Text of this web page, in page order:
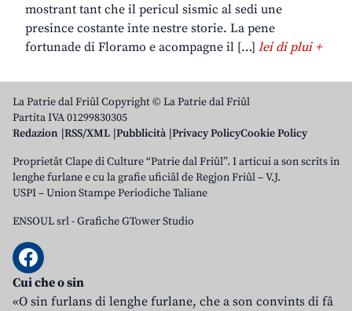
mostrant tant che il pericul sismic al sedi une
presince costante inte nestre storie. La pene
fortunade di Floramo e acompagne il […] lei di plui +
La Patrie dal Friûl Copyright © La Patrie dal Friûl
Partita IVA 01299830305
Redazion RSS/XML Pubblicità Privacy PolicyCookie Policy
Proprietât Clape di Culture “Patrie dal Friûl”. I articui a son scrits in
lenghe furlane e cu la grafie uficiâl de Regjon Friûl – V.J.
USPI – Union Stampe Periodiche Taliane
ENSOUL srl-Grafiche GTower Studio
Cui che o sin
«O sin furlans di lenghe furlane, che a son convints di fâ